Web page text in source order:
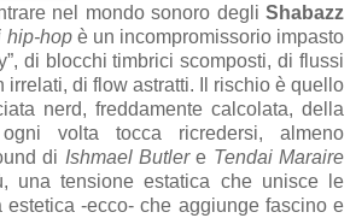
nel mondo sonoro degli Shabazz
hip-hopè un incompromissorio impasto
di blocchi timbrici scomposti, di flussi
irrelati, di flow astratti. Il rischio è quello
nerd, freddamente calcolata, della
volta tocca ricredersi, almeno
di Ishmael Butlere Tendai Maraire
una tensione estatica che unisce le
estetica -ecco- che aggiunge fascino e